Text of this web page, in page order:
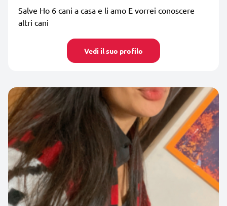
Salve Ho 6 cani a casa e li amo E vorrei conoscere
altri cani
Vedi il suo profilo